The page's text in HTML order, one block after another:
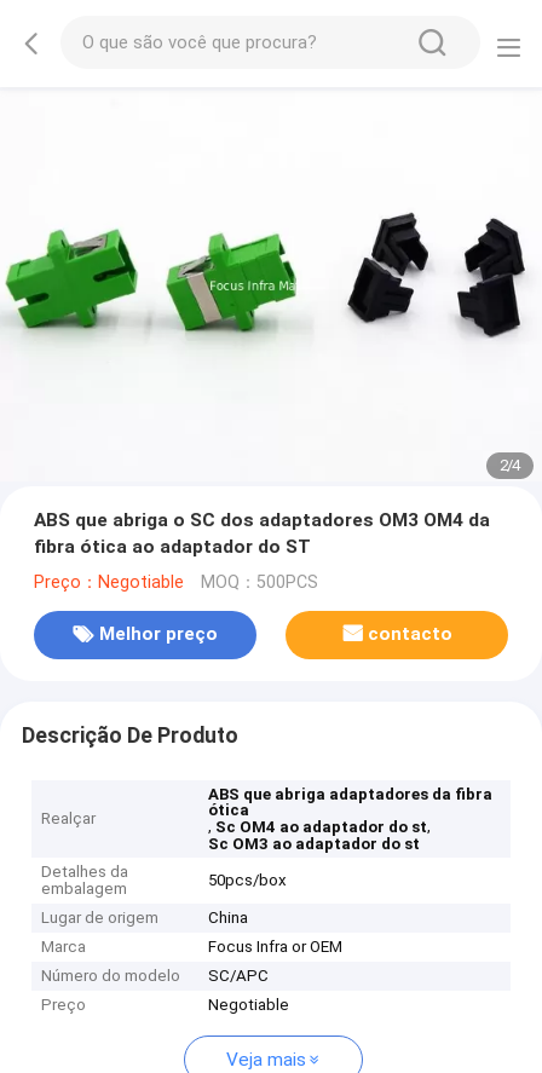
2/4
ABS que abriga o SC dos adaptadores OM3 OM4 da
fibra ótica ao adaptador do ST
Preço：Negotiable MOQ：500PCS
Melhor preço contacto
Descrição De Produto
Realçar
ABS que abriga adaptadores da fibra
ótica
, Sc OM4 ao adaptador do st,
Sc OM3 ao adaptador do st
Detalhes da
embalagem
50pcs/box
Lugar de origem
China
Marca
Focus Infra or OEM
Número do modelo
SC/APC
Preço
Negotiable
Veja mais